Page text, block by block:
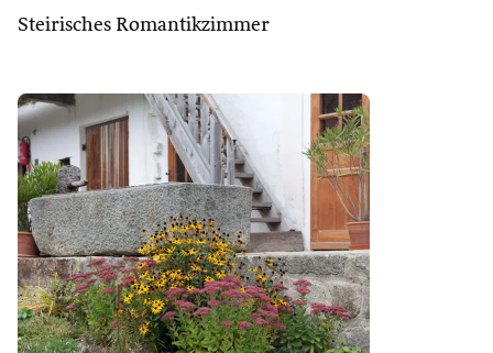
Steirisches Romantikzimmer